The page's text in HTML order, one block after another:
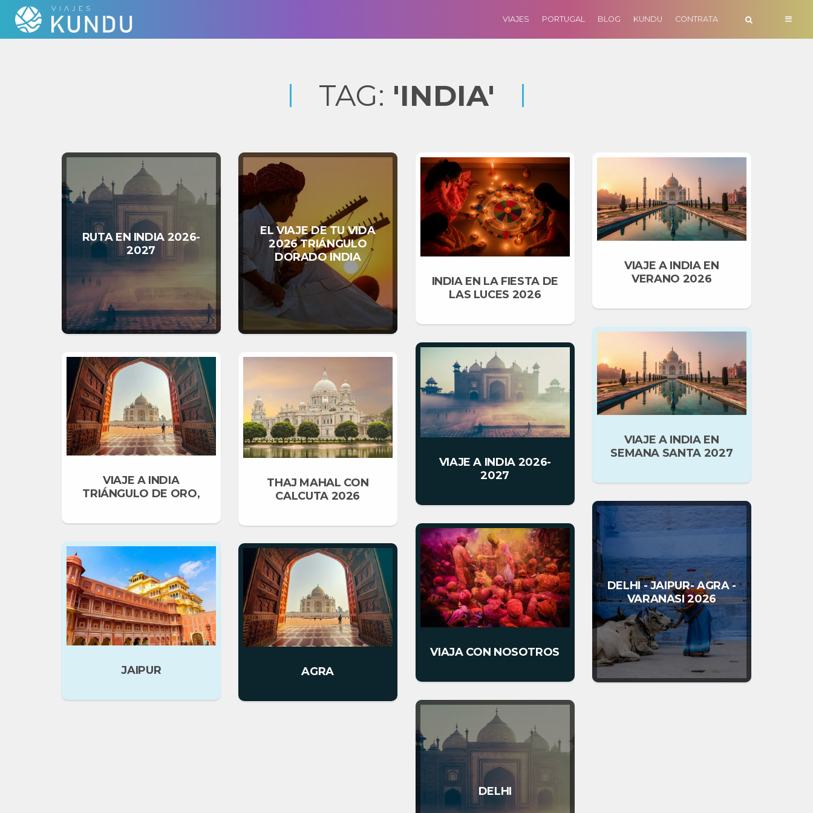
VIAJES PORTUGAL BLOG KUNDU CONTRATA
TAG: 'INDIA'
RUTA EN INDIA 2026-
2027
EL VIAJE DE TU VIDA
2026 TRIÁNGULO
DORADO INDIA
INDIA EN LA FIESTA DE
LAS LUCES 2026
VIAJE A INDIA EN
VERANO 2026
Viajes Kundu
India verano 2026
guía
Un viaje que marcará tu
vida.
Descubre la magia de la
India con expertos.
VIAJE A INDIA EN
SEMANA SANTA 2027
Viajes Kundu
India
Semana Santa
2027​.
guía nativo de la India
VIAJE A INDIA 2026-
2027
VIAJE A INDIA
TRIÁNGULO DE ORO,
THAJ MAHAL CON
CALCUTA 2026
DELHI - JAIPUR- AGRA -
VARANASI 2026
VIAJA CON NOSOTROS
JAIPUR
AGRA
DELHI